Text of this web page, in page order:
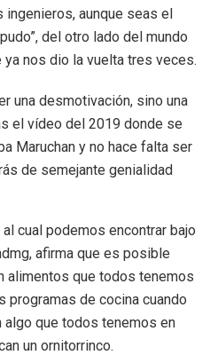
ingenieros, aunque seas el
del otro lado del mundo
ya nos dio la vuelta tres veces.
una desmotivación, sino una
el vídeo del 2019 donde se
Maruchan y no hace falta ser
de semejante genialidad
cual podemos encontrar bajo
afirma que es posible
alimentos que todos tenemos
programas de cocina cuando
algo que todos tenemos en
un ornitorrinco.